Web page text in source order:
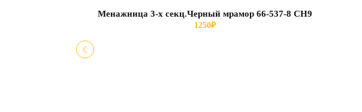
Менажница 3-х секц.Черный мрамор 66-537-8 СН9
1250₽